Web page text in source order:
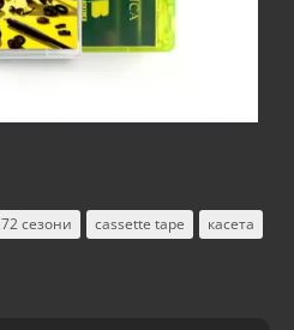
72 сезони cassette tape касета